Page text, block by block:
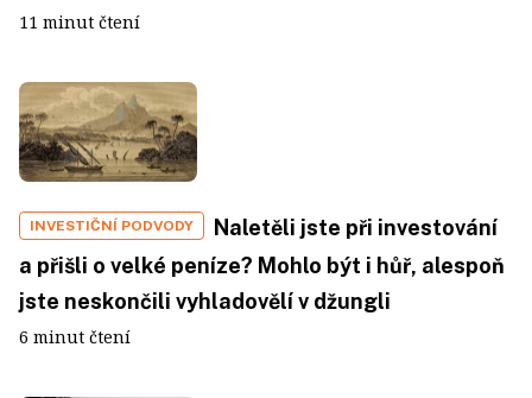
11 minut čtení
INVESTIČNÍ PODVODY
Naletěli jste při investování
a přišli o velké peníze? Mohlo být i hůř, alespoň
jste neskončili vyhladovělí v džungli
6 minut čtení